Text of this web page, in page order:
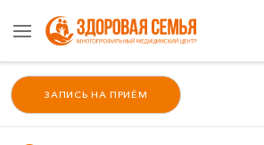
ЗАПИСЬ НА ПРИЁМ